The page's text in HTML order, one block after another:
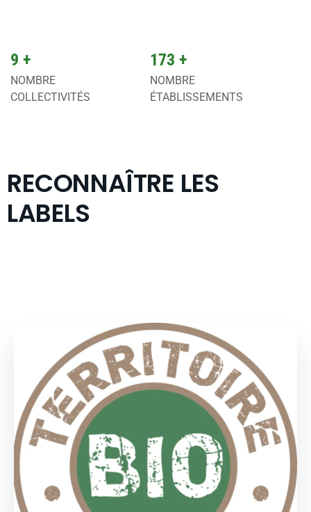
9 +
NOMBRE
COLLECTIVITÉS
173 +
NOMBRE
ÉTABLISSEMENTS
RECONNAÎTRE LES
LABELS